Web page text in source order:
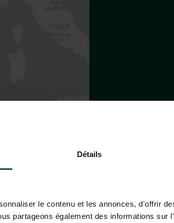
Détails
le contenu et les annonces, d'offrir
partageons également des informations sur
HUTTOPIA